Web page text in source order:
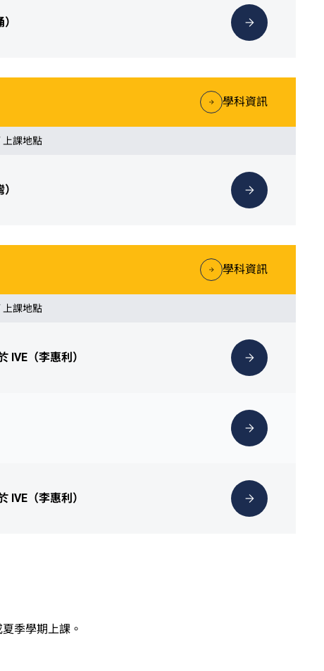
學科資訊
上課地點
學科資訊
上課地點
IVE（李惠利）
IVE（李惠利）
季學期上課。